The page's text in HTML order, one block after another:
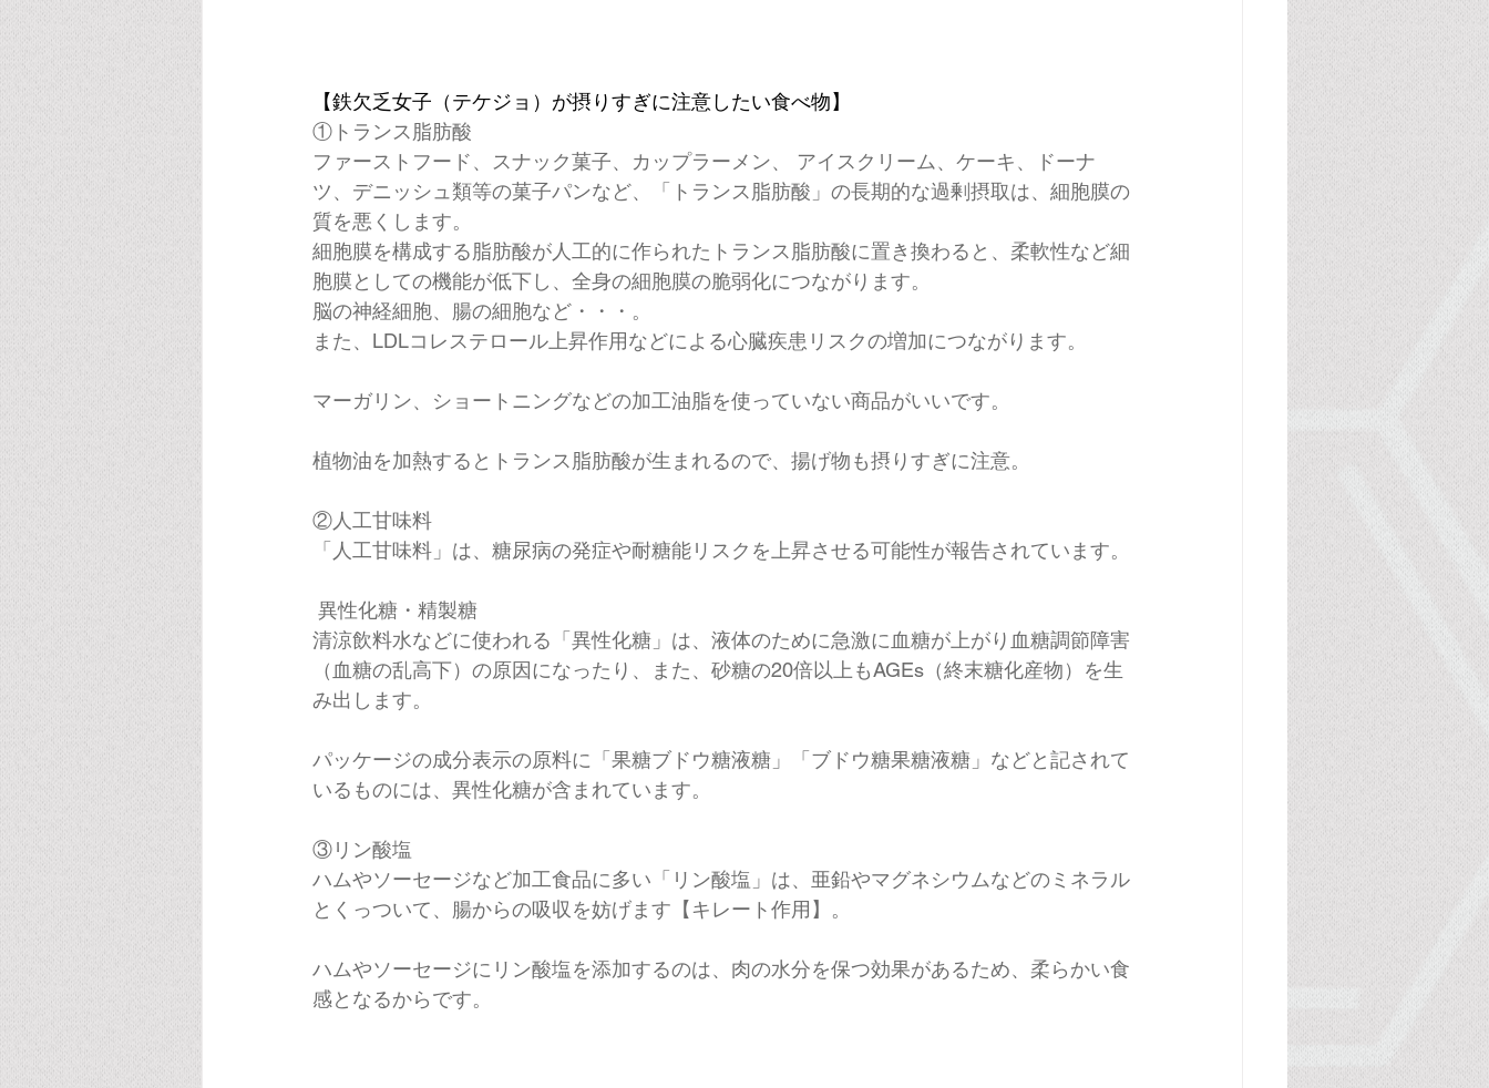
【鉄欠乏女子（テケジョ）が摂りすぎに注意したい食べ物】
①トランス脂肪酸
ファーストフード、スナック菓子、カップラーメン、 アイスクリーム、ケーキ、ドーナ
ツ、デニッシュ類等の菓子パンなど、「トランス脂肪酸」の長期的な過剰摂取は、細胞膜の
質を悪くします。
細胞膜を構成する脂肪酸が人工的に作られたトランス脂肪酸に置き換わると、柔軟性など細
胞膜としての機能が低下し、全身の細胞膜の脆弱化につながります。
脳の神経細胞、腸の細胞など・・・。
また、LDLコレステロール上昇作用などによる心臓疾患リスクの増加につながります。
マーガリン、ショートニングなどの加工油脂を使っていない商品がいいです。
植物油を加熱するとトランス脂肪酸が生まれるので、揚げ物も摂りすぎに注意。
②人工甘味料
「人工甘味料」は、糖尿病の発症や耐糖能リスクを上昇させる可能性が報告されています。
異性化糖・精製糖
清涼飲料水などに使われる「異性化糖」は、液体のために急激に血糖が上がり血糖調節障害
（血糖の乱高下）の原因になったり、また、砂糖の20倍以上もAGEs（終末糖化産物）を生
み出します。
パッケージの成分表示の原料に「果糖ブドウ糖液糖」「ブドウ糖果糖液糖」などと記されて
いるものには、異性化糖が含まれています。
③リン酸塩
ハムやソーセージなど加工食品に多い「リン酸塩」は、亜鉛やマグネシウムなどのミネラル
とくっついて、腸からの吸収を妨げます【キレート作用】。
ハムやソーセージにリン酸塩を添加するのは、肉の水分を保つ効果があるため、柔らかい食
感となるからです。